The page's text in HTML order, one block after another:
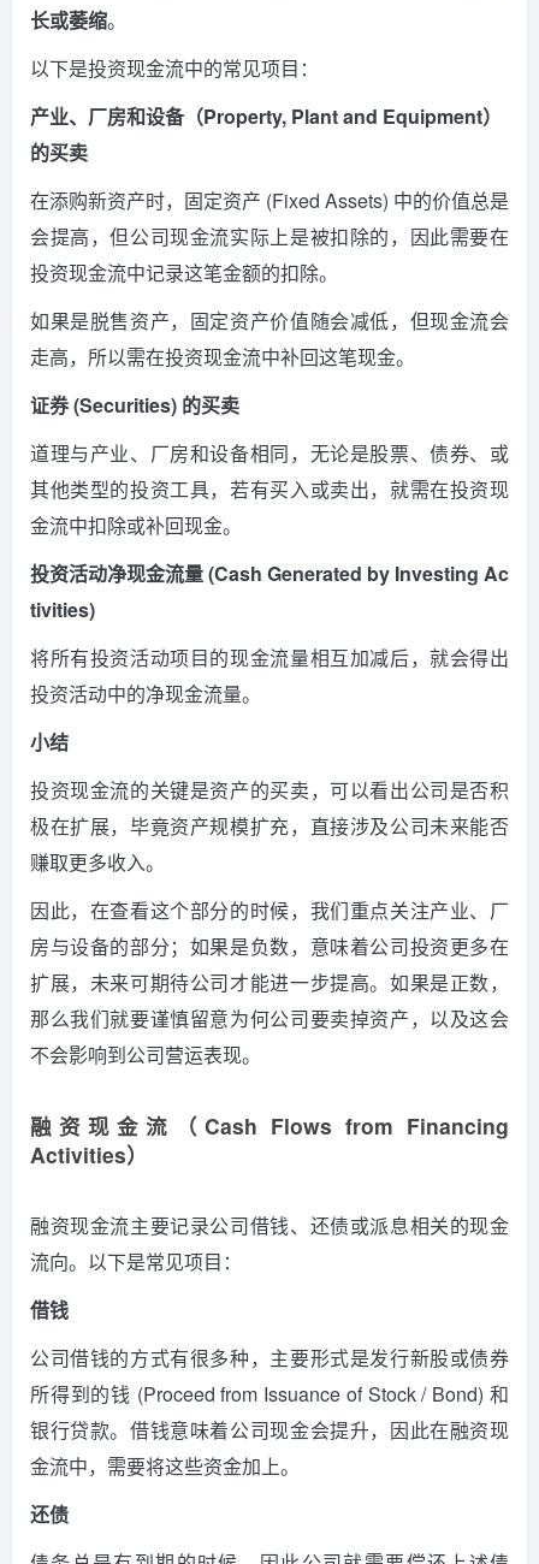
长或萎缩。
以下是投资现金流中的常见项目：
产业、厂房和设备（Property, Plant and Equipment）
的买卖
在添购新资产时，固定资产 (Fixed Assets) 中的价值总是
会提高，但公司现金流实际上是被扣除的，因此需要在
投资现金流中记录这笔金额的扣除。
如果是脱售资产，固定资产价值随会减低，但现金流会
走高，所以需在投资现金流中补回这笔现金。
证券 (Securities) 的买卖
道理与产业、厂房和设备相同，无论是股票、债券、或
其他类型的投资工具，若有买入或卖出，就需在投资现
金流中扣除或补回现金。
投资活动净现金流量 (Cash Generated by Investing Ac
tivities)
将所有投资活动项目的现金流量相互加减后，就会得出
投资活动中的净现金流量。
小结
投资现金流的关键是资产的买卖，可以看出公司是否积
极在扩展，毕竟资产规模扩充，直接涉及公司未来能否
赚取更多收入。
因此，在查看这个部分的时候，我们重点关注产业、厂
房与设备的部分；如果是负数，意味着公司投资更多在
扩展，未来可期待公司才能进一步提高。如果是正数，
那么我们就要谨慎留意为何公司要卖掉资产，以及这会
不会影响到公司营运表现。
融资现金流（Cash Flows from Financing
Activities）
融资现金流主要记录公司借钱、还债或派息相关的现金
流向。以下是常见项目：
借钱
公司借钱的方式有很多种，主要形式是发行新股或债券
所得到的钱 (Proceed from Issuance of Stock / Bond) 和
银行贷款。借钱意味着公司现金会提升，因此在融资现
金流中，需要将这些资金加上。
还债